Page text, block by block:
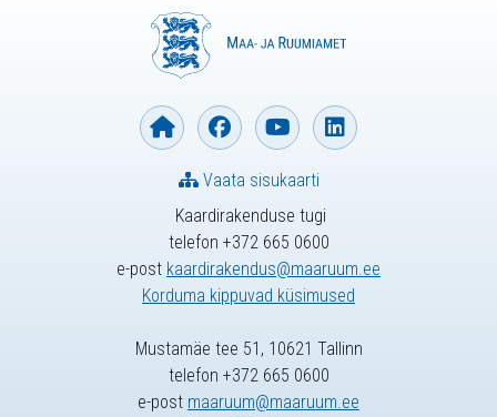
Kaardirakenduse tugi
telefon +372 665 0600
e-post kaardirakendus@maaruum.ee
Korduma kippuvad küsimused
Vaata sisukaarti
Mustamäe tee 51, 10621 Tallinn
telefon +372 665 0600
e-post maaruum@maaruum.ee